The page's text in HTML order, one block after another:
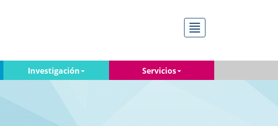
Menú
Investigación Servicios